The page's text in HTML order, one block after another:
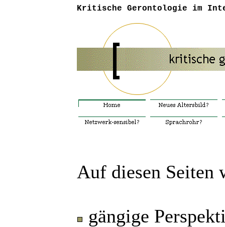
Kritische Gerontologie im
Auf diesen Seiten
gängige